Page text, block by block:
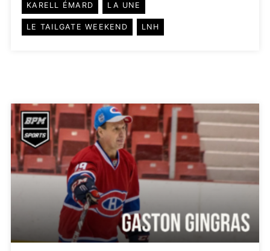
KARELL ÉMARD LA UNE
LE TAILGATE WEEKEND LNH